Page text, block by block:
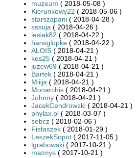
muzeum ( 2018-05-08 )
Kierunkowy22 ( 2018-05-06 )
starszapani ( 2018-04-28 )
sssuja ( 2018-04-26 )
lesiak82 ( 2018-04-22 )
hansglopke ( 2018-04-22 )
ALOIS ( 2018-04-21 )
kes25 ( 2018-04-21 )
juzew69 ( 2018-04-21 )
Bartek ( 2018-04-21 )
Miiija ( 2018-04-21 )
Monarchis ( 2018-04-21 )
Johnny ( 2018-04-21 )
JacekCendrowski ( 2018-04-21 )
phylax.pl ( 2018-03-07 )
sebcz ( 2018-02-06 )
Fistaszek ( 2018-01-29 )
LeszekSopot ( 2017-11-05 )
lgrabowski ( 2017-10-21 )
matmys ( 2017-10-21 )